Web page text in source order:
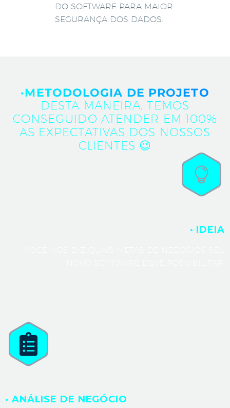
DO SOFTWARE PARA MAIOR
SEGURANÇA DOS DADOS.
·METODOLOGIA DE PROJETO
DESTA MANEIRA, TEMOS
CONSEGUIDO ATENDER EM 100%
AS EXPECTATIVAS DOS NOSSOS
CLIENTES 😉
· IDEIA
· ANÁLISE DE NEGÓCIO